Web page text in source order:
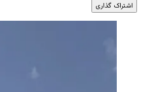
اشتراک گذاری